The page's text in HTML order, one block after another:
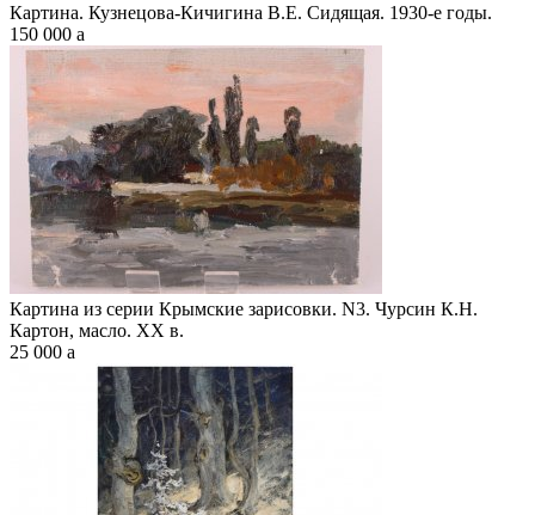
Картина. Кузнецова-Кичигина В.Е. Сидящая. 1930-е годы.
150 000 a
Картина из серии Крымские зарисовки. N3. Чурсин К.Н.
Картон, масло. XX в.
25 000 a